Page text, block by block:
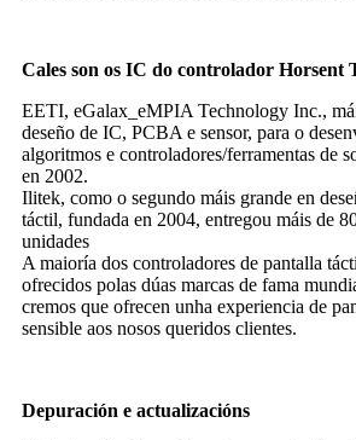
Cales son os IC do controlador Horsent
EETI, eGalax_eMPIA Technology Inc.,
deseño de IC, PCBA e sensor, para o
algoritmos e controladores/ferramentas de
en 2002.
Ilitek, como o segundo máis grande en
táctil, fundada en 2004, entregou máis de
unidades
A maioría dos controladores de pantalla
ofrecidos polas dúas marcas de fama
cremos que ofrecen unha experiencia de
sensible aos nosos queridos clientes.
Depuración e actualizacións